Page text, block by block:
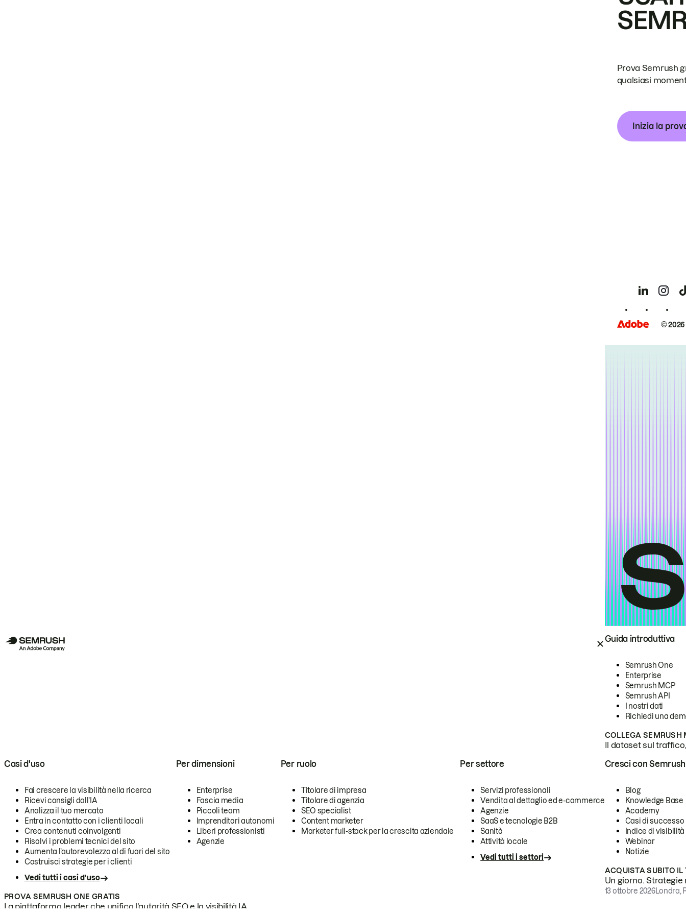
Guida introduttiva
Semrush One
Enterprise
Semrush MCP
Semrush API
I nostri dati
Richiedi una
COLLEGA SEMRUSH
Il dataset sul
Casi d'uso
Fai crescere la visibilità nella ricerca
Ricevi consigli dall'IA
Analizza il tuo mercato
Entra in contatto con i clienti locali
Crea contenuti coinvolgenti
Risolvi i problemi tecnici del sito
Aumenta l'autorevolezza al di fuori del sito
Costruisci strategie per i clienti
Vedi tutti i casi d'uso
Per dimensioni
Enterprise
Fascia media
Piccoli team
Imprenditori autonomi
Liberi professionisti
Agenzie
Per ruolo
Titolare di impresa
Titolare di agenzia
SEO specialist
Content marketer
Marketer full-stack per la crescita aziendale
Per settore
Servizi professionali
Vendita al dettaglio ed e-commerce
Agenzie
SaaS e tecnologie B2B
Sanità
Attività locale
Vedi tutti i settori
PROVA SEMRUSH ONE GRATIS
La piattaforma leader che unifica l'autorità SEO e la visibilità IA.
Cresci con Semrush
Blog
Knowledge Base
Academy
Casi di successo
Indice di visibilità
Webinar
Notizie
ACQUISTA SUBITO IL
Un giorno.
13 ottobre 2026Londra,
Prova Semrush
qualsiasi
Inizia la
©